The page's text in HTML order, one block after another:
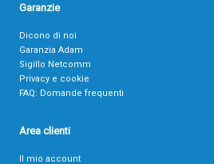
Garanzie
Dicono di noi
Garanzia Adam
Sigillo Netcomm
Privacy e cookie
FAQ: Domande frequenti
Area clienti
Il mio account